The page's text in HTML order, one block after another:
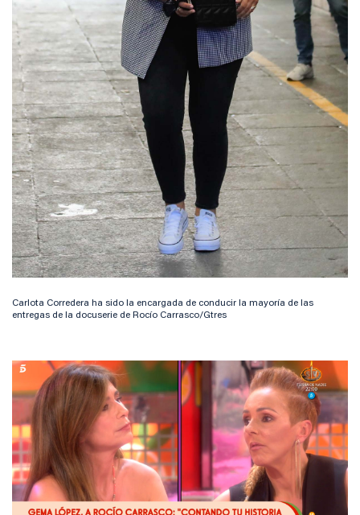
Carlota Corredera ha sido la encargada de conducir la mayoría de las
entregas de la docuserie de Rocío Carrasco/Gtres